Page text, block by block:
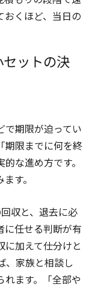
おくほど、当日の
ットの決
で期限が迫ってい
期限までに何を終
な進め方です。
す。
収と、退去に必
に任せる判断が有
加えて仕分けと
、家族と相談し
れます。「全部や